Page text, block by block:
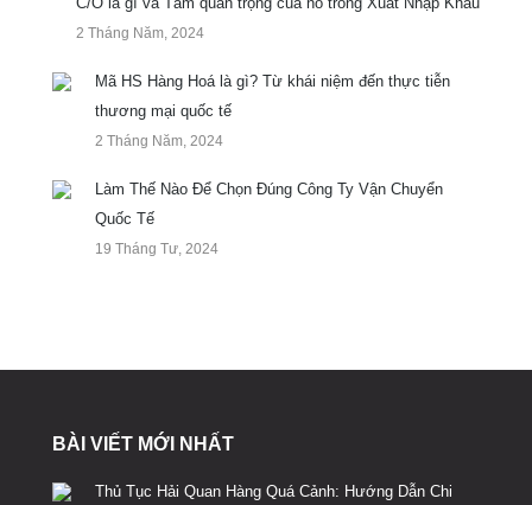
2 Tháng Năm, 2024
Mã HS Hàng Hoá là gì? Từ khái niệm đến thực tiễn
thương mại quốc tế
2 Tháng Năm, 2024
Làm Thế Nào Để Chọn Đúng Công Ty Vận Chuyển
Quốc Tế
19 Tháng Tư, 2024
BÀI VIẾT MỚI NHẤT
Thủ Tục Hải Quan Hàng Quá Cảnh: Hướng Dẫn Chi